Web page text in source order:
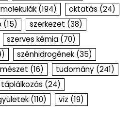
molekulák (194) oktatás (24)
(15) szerkezet (38)
szerves kémia (70)
szénhidrogének (35)
(16) tudomány (241)
táplálkozás (24)
(110) víz (19)